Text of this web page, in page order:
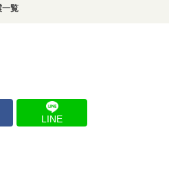
一覧
LINE